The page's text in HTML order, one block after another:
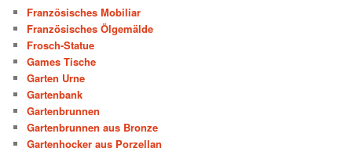
Französisches Mobiliar
Französisches Ölgemälde
Frosch-Statue
Games Tische
Garten Urne
Gartenbank
Gartenbrunnen
Gartenbrunnen aus Bronze
Gartenhocker aus Porzellan